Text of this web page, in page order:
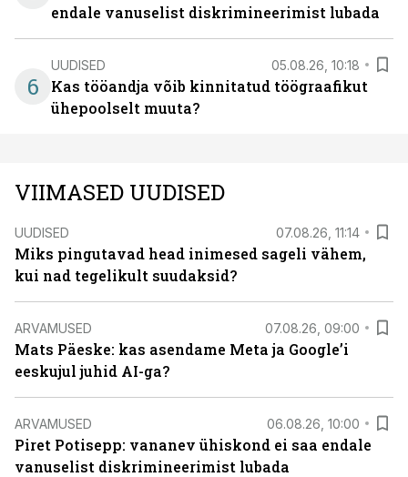
endale vanuselist diskrimineerimist lubada
6
UUDISED 05.08.26, 10:18
Kas tööandja võib kinnitatud töögraafikut
ühepoolselt muuta?
VIIMASED UUDISED
UUDISED 07.08.26, 11:14
Miks pingutavad head inimesed sageli vähem,
kui nad tegelikult suudaksid?
ARVAMUSED 07.08.26, 09:00
Mats Päeske: kas asendame Meta ja Google’i
eeskujul juhid AI-ga?
ARVAMUSED 06.08.26, 10:00
Piret Potisepp: vananev ühiskond ei saa endale
vanuselist diskrimineerimist lubada